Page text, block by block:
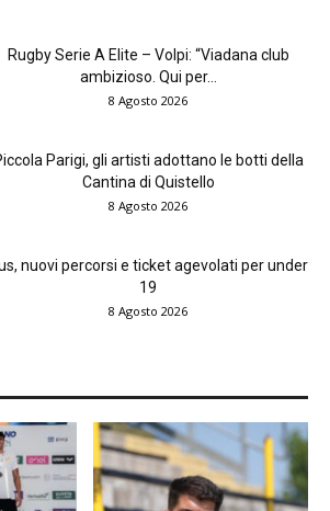
Rugby Serie A Elite – Volpi: “Viadana club
ambizioso. Qui per...
8 Agosto 2026
Parigi, gli artisti adottano le botti della
Cantina di Quistello
8 Agosto 2026
nuovi percorsi e ticket agevolati per under
19
8 Agosto 2026